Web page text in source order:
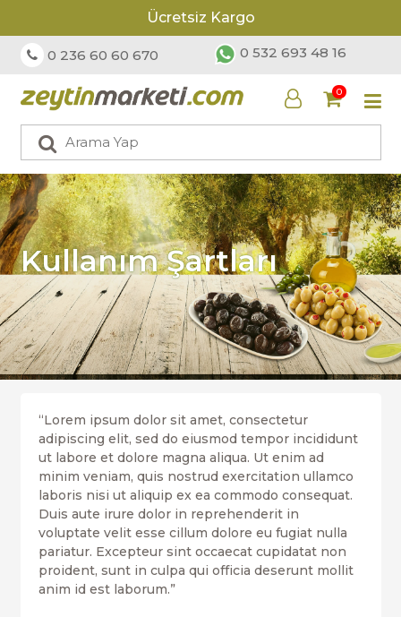
Ücretsiz Kargo
0 236 60 60 670 0 532 693 48 16
0
Kullanım Şartları
“Lorem ipsum dolor sit amet, consectetur
adipiscing elit, sed do eiusmod tempor incididunt
ut labore et dolore magna aliqua. Ut enim ad
minim veniam, quis nostrud exercitation ullamco
laboris nisi ut aliquip ex ea commodo consequat.
Duis aute irure dolor in reprehenderit in
voluptate velit esse cillum dolore eu fugiat nulla
pariatur. Excepteur sint occaecat cupidatat non
proident, sunt in culpa qui officia deserunt mollit
anim id est laborum.”